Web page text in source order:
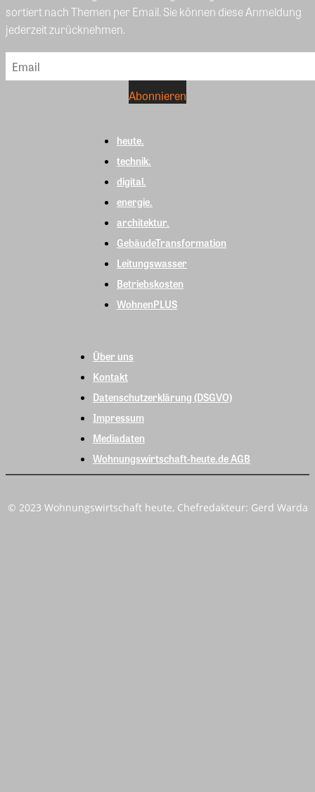
sortiert nach Themen per Email. Sie können diese Anmeldung
jederzeit zurücknehmen.
heute.
technik.
digital.
energie.
architektur.
GebäudeTransformation
Leitungswasser
Betriebskosten
WohnenPLUS
Über uns
Kontakt
Datenschutzerklärung (DSGVO)
Impressum
Mediadaten
Wohnungswirtschaft-heute.de AGB
© 2023 Wohnungswirtschaft heute, Chefredakteur: Gerd Warda